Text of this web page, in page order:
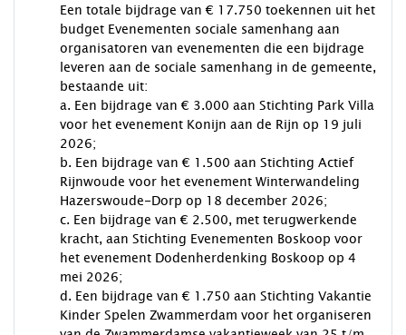
Een totale bijdrage van € 17.750 toekennen uit het
budget Evenementen sociale samenhang aan
organisatoren van evenementen die een bijdrage
leveren aan de sociale samenhang in de gemeente,
bestaande uit:
a. Een bijdrage van € 3.000 aan Stichting Park Villa
voor het evenement Konijn aan de Rijn op 19 juli
2026;
b. Een bijdrage van € 1.500 aan Stichting Actief
Rijnwoude voor het evenement Winterwandeling
Hazerswoude-Dorp op 18 december 2026;
c. Een bijdrage van € 2.500, met terugwerkende
kracht, aan Stichting Evenementen Boskoop voor
het evenement Dodenherdenking Boskoop op 4
mei 2026;
d. Een bijdrage van € 1.750 aan Stichting Vakantie
Kinder Spelen Zwammerdam voor het organiseren